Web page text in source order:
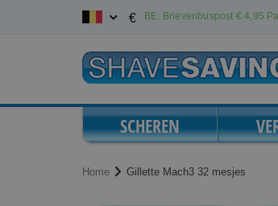
inhoud
€ BE: Brievenbuspost € 4,95
SCHEREN
Home Gillette Mach3 32 mesjes